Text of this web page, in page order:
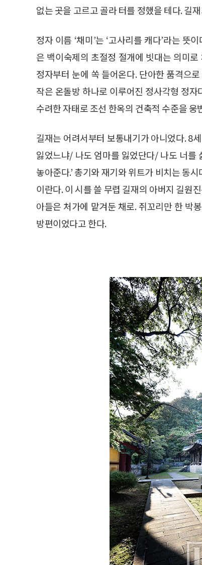
없는 곳을 고르고 골라 터를 정했을 테다. 길
정자 이름 ‘채미’는 ‘고사리를 캐다’라는
은 백이숙제의 초절정 절개에 빗대는 의미
정자부터 눈에 쏙 들어온다. 단아한 품격으
작은 온돌방 하나로 이루어진 정사각형 정
수려한 자태로 조선 한옥의 건축적 수준을
길재는 어려서부터 보통내기가 아니었다. 8
잃었느냐/ 나도 엄마를 잃었단다/ 나도 너를
놓아준다.’ 총기와 재기와 위트가 비치는 동
이란다. 이 시를 쓸 무렵 길재의 아버지 길원
아들은 처가에 맡겨둔 채로. 쥐꼬리만 한 박
방편이었다고 한다.